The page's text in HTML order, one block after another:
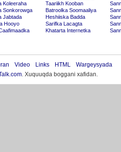
Koleeraha
Sonkorowga
Jabtada
Hooyo
Taariikh Kooban
Batroolka Soomaaliya
Heshiiska Badda
Sarifka Lacagta
Khatarta Internetka
Video Links HTML
Wargeysyada
. Xuquuqda boggani xafidan.